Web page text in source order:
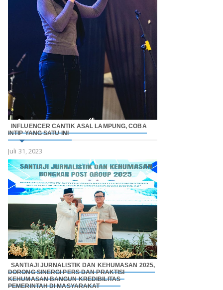
INFLUENCER CANTIK ASAL LAMPUNG, COBA
INTIP YANG SATU INI
Juli 31, 2023
SANTIAJI JURNALISTIK DAN KEHUMASAN 2025,
DORONG SINERGI PERS DAN PRAKTISI
KEHUMASAN BANGUN KREDIBILITAS
PEMERINTAH DI MASYARAKAT